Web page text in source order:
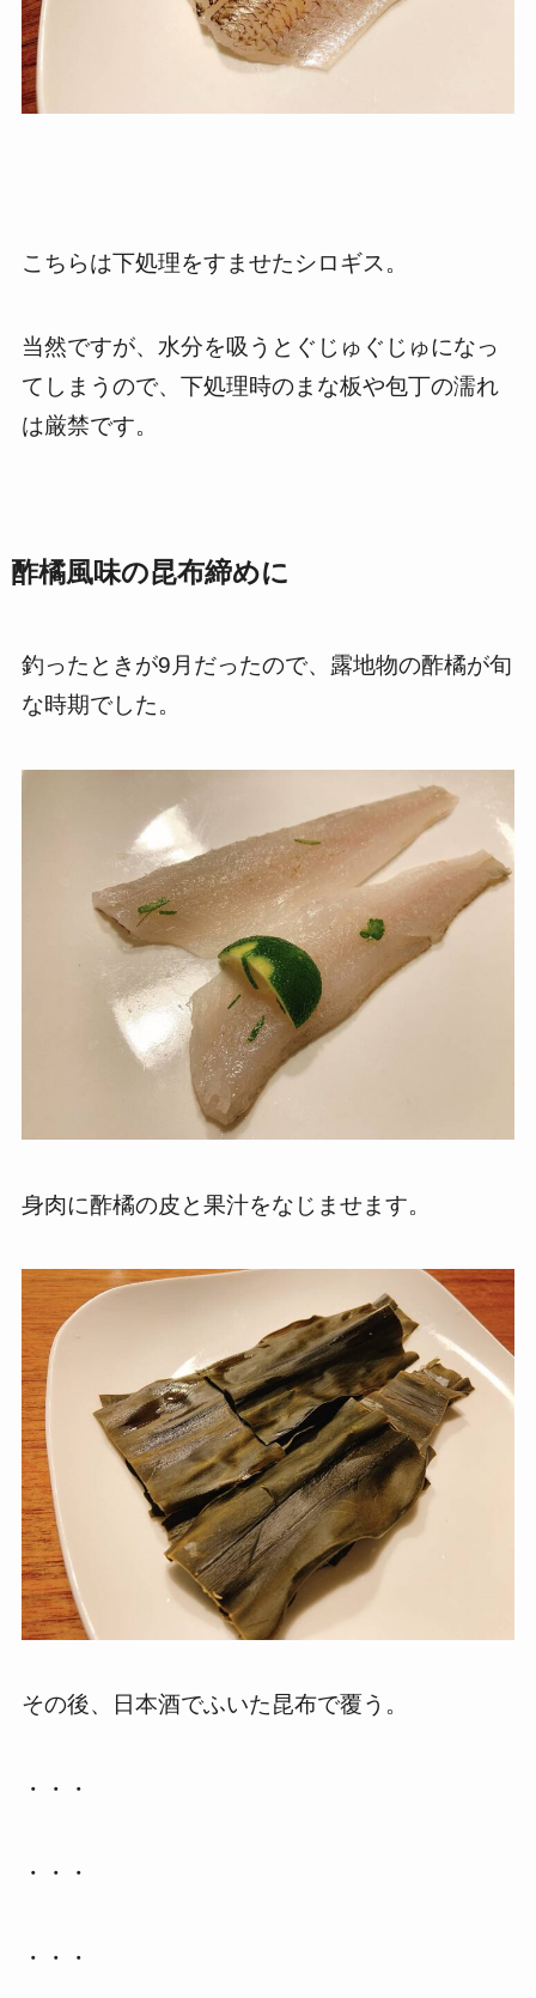
こちらは下処理をすませたシロギス。
当然ですが、水分を吸うとぐじゅぐじゅになっ
てしまうので、下処理時のまな板や包丁の濡れ
は厳禁です。
酢橘風味の昆布締めに
釣ったときが9月だったので、露地物の酢橘が旬
な時期でした。
身肉に酢橘の皮と果汁をなじませます。
その後、日本酒でふいた昆布で覆う。
・・・
・・・
・・・